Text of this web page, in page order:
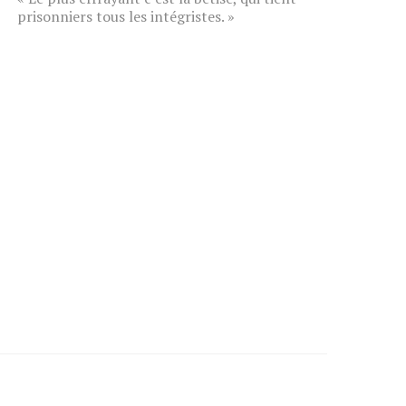
prisonniers tous les intégristes. »